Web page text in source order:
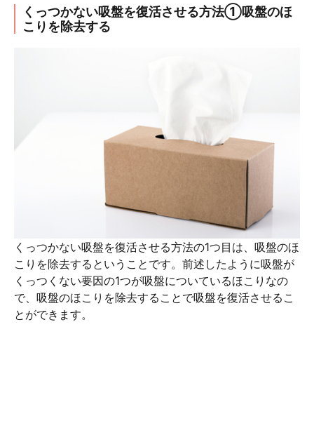
くっつかない吸盤を復活させる方法①吸盤のほ
こりを除去する
くっつかない吸盤を復活させる方法の1つ目は、吸盤のほ
こりを除去するということです。前述したように吸盤が
くっつくない要因の1つが吸盤についているほこりなの
で、吸盤のほこりを除去することで吸盤を復活させるこ
とができます。